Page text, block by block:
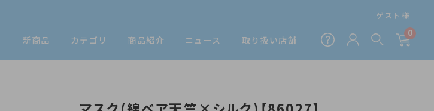
ゲスト様
新商品 カテゴリ 商品紹介 ニュース 取り扱い店舗
0